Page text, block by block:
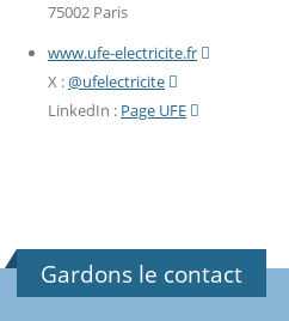
75002 Paris
www.ufe-electricite.fr
X :@ufelectricite
LinkedIn : Page UFE
Gardons le contact